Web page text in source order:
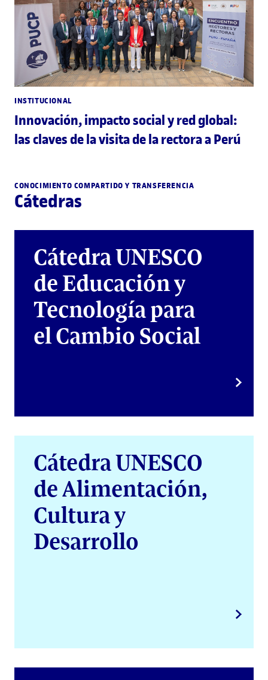
INSTITUCIONAL
Innovación, impacto social y red global:
las claves de la visita de la rectora a Perú
CONOCIMIENTO COMPARTIDO Y TRANSFERENCIA
Cátedras
Cátedra UNESCO
de Educación y
Tecnología para
el Cambio Social
Cátedra UNESCO
de Alimentación,
Cultura y
Desarrollo